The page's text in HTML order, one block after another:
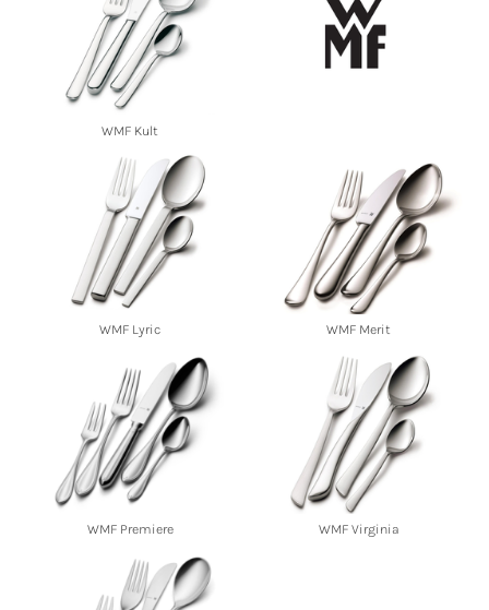
WMF Kult
WMF Lyric WMF Merit
WMF Premiere WMF Virginia